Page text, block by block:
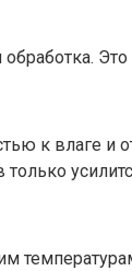
обработка.
к влаге